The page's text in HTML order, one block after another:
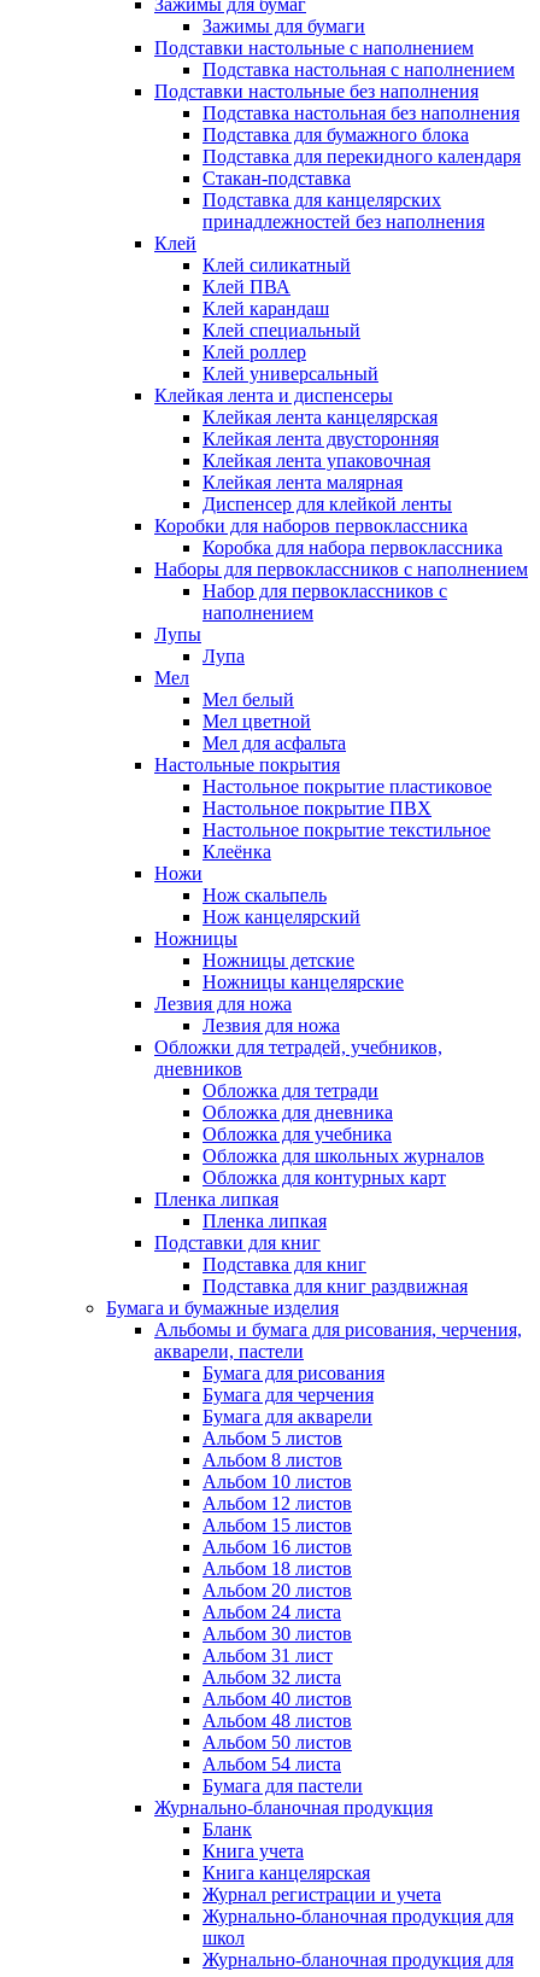
Зажимы для бумаг
Зажимы для бумаги
Подставки настольные с наполнением
Подставка настольная с наполнением
Подставки настольные без наполнения
Подставка настольная без наполнения
Подставка для бумажного блока
Подставка для перекидного календаря
Стакан-подставка
Подставка для канцелярских
принадлежностей без наполнения
Клей
Клей силикатный
Клей ПВА
Клей карандаш
Клей специальный
Клей роллер
Клей универсальный
Клейкая лента и диспенсеры
Клейкая лента канцелярская
Клейкая лента двусторонняя
Клейкая лента упаковочная
Клейкая лента малярная
Диспенсер для клейкой ленты
Коробки для наборов первоклассника
Коробка для набора первоклассника
Наборы для первоклассников с наполнением
Набор для первоклассников с
наполнением
Лупы
Лупа
Мел
Мел белый
Мел цветной
Мел для асфальта
Настольные покрытия
Настольное покрытие пластиковое
Настольное покрытие ПВХ
Настольное покрытие текстильное
Клеёнка
Ножи
Нож скальпель
Нож канцелярский
Ножницы
Ножницы детские
Ножницы канцелярские
Лезвия для ножа
Лезвия для ножа
Обложки для тетрадей, учебников,
дневников
Обложка для тетради
Обложка для дневника
Обложка для учебника
Обложка для школьных журналов
Обложка для контурных карт
Пленка липкая
Пленка липкая
Подставки для книг
Подставка для книг
Подставка для книг раздвижная
Бумага и бумажные изделия
Альбомы и бумага для рисования, черчения,
акварели, пастели
Бумага для рисования
Бумага для черчения
Бумага для акварели
Альбом 5 листов
Альбом 8 листов
Альбом 10 листов
Альбом 12 листов
Альбом 15 листов
Альбом 16 листов
Альбом 18 листов
Альбом 20 листов
Альбом 24 листа
Альбом 30 листов
Альбом 31 лист
Альбом 32 листа
Альбом 40 листов
Альбом 48 листов
Альбом 50 листов
Альбом 54 листа
Бумага для пастели
Журнально-бланочная продукция
Бланк
Книга учета
Книга канцелярская
Журнал регистрации и учета
Журнально-бланочная продукция для
школ
Журнально-бланочная продукция для